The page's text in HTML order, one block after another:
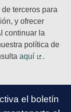
terceros para
y ofrecer
continuar la
política de
aquí
.
el boletín